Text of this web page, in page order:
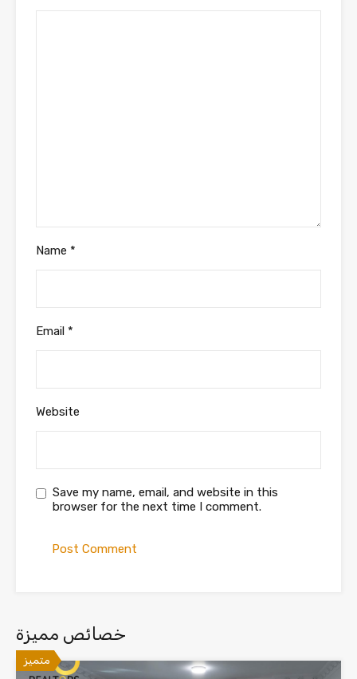
Name *
Email *
Website
Save my name, email, and website in this
browser for the next time I comment.
خصائص مميزة
متميز